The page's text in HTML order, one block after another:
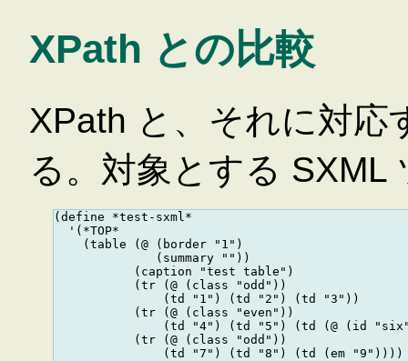
XPath との比較
XPath と、それに対応
る。対象とする SXML
(define *test-sxml*
  '(*TOP*
    (table (@ (border "1")
              (summary ""))
           (caption "test table")
           (tr (@ (class "odd"))
               (td "1") (td "2") (td "3"))
           (tr (@ (class "even"))
(td "4") (td "5") (td (@ (id
           (tr (@ (class "odd"))
               (td "7") (td "8") (td (em "9"))))